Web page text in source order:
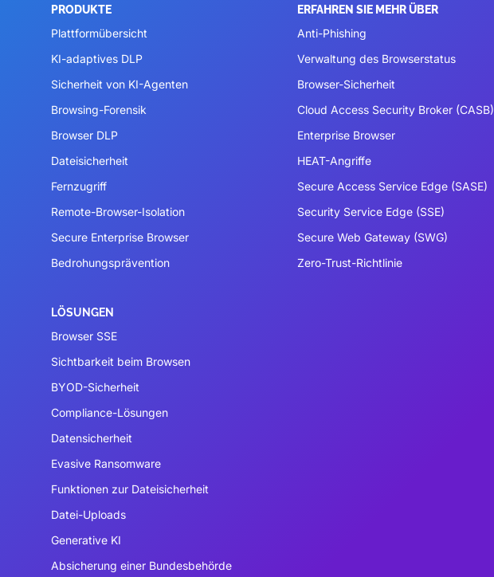
PRODUKTE
Plattformübersicht
KI-adaptives DLP
Sicherheit von KI-Agenten
Browsing-Forensik
Browser DLP
Dateisicherheit
Fernzugriff
Remote-Browser-Isolation
Secure Enterprise Browser
Bedrohungsprävention
LÖSUNGEN
Browser SSE
Sichtbarkeit beim Browsen
BYOD-Sicherheit
Compliance-Lösungen
Datensicherheit
Evasive Ransomware
Funktionen zur Dateisicherheit
Datei-Uploads
Generative KI
Absicherung einer Bundesbehörde
ERFAHREN SIE MEHR ÜBER
Anti-Phishing
Verwaltung des Browserstatus
Browser-Sicherheit
Cloud Access Security Broker (CASB)
Enterprise Browser
HEAT-Angriffe
Secure Access Service Edge (SASE)
Security Service Edge (SSE)
Secure Web Gateway (SWG)
Zero-Trust-Richtlinie